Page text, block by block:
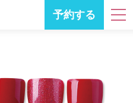
予約する